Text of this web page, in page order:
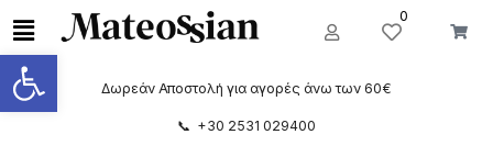
Ανοίξτε τη γραμμή εργαλείων
0
Δωρεάν Αποστολή για αγορές άνω των 60€
📞 +30 2531 029400